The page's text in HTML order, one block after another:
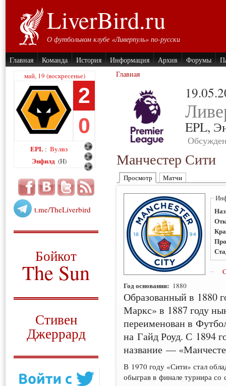
LiverBird.ru
О футбольном клубе «Ливерпуль» по-русски
Главная Команда История Информация Архив Форумы
май, 19 (воскресенье)
2
0
EPL : Вулвз
Энфилд (H)
t.me/TheLiverbird
Бойкот
The Sun
Стивен
Джеррард
Главная
EPL,
Манчестер Сити
Просмотр Матчи
Год основания: 1880
Образованный в 1880
Маркс» в 1887 году
переименован в
на Гайд Роуд. С 1894
название —
В 1970 году «Сити» стал
обыграв в финале турнира со